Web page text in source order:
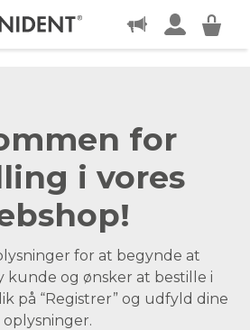
for
i vores
for at begynde at
kunde og ønsker at bestille i
på “Registrer” og udfyld dine
oplysninger.